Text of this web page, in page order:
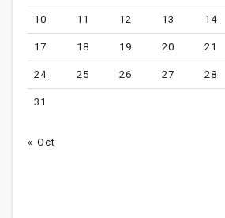
10 11 12 13 14
17 18 19 20 21
24 25 26 27 28
31
« Oct